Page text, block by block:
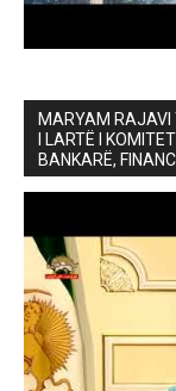
MARYAM RAJAVI
I LARTË I
BANKARË,